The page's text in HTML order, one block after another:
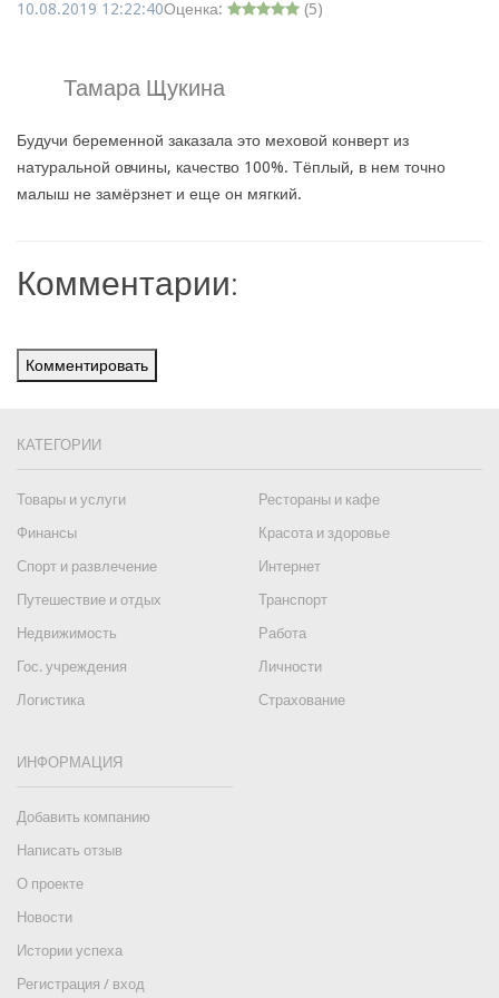
10.08.2019 12:22:40Оценка: (5)
Тамара Щукина
Будучи беременной заказала это меховой конверт из
натуральной овчины, качество 100%. Тёплый, в нем точно
малыш не замёрзнет и еще он мягкий.
Комментарии:
Комментировать
КАТЕГОРИИ
Товары и услуги
Рестораны и кафе
Финансы
Красота и здоровье
Спорт и развлечение
Интернет
Путешествие и отдых
Транспорт
Недвижимость
Работа
Гос. учреждения
Личности
Логистика
Страхование
ИНФОРМАЦИЯ
Добавить компанию
Написать отзыв
О проекте
Новости
Истории успеха
Регистрация / вход